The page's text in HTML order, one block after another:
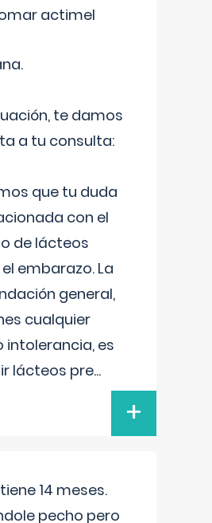
actimel
te damos
a tu consulta:
que tu duda
con el
de lácteos
embarazo. La
general,
cualquier
intolerancia, es
lácteos pre...
+
14 meses.
pecho pero